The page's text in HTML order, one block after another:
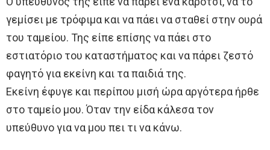
γεμίσει με τρόφιμα και να πάει να σταθεί στην ουρά
του ταμείου. Της είπε επίσης να πάει στο
εστιατόριο του καταστήματος και να πάρει ζεστό
φαγητό για εκείνη και τα παιδιά της.
Εκείνη έφυγε και περίπου μισή ώρα αργότερα ήρθε
στο ταμείο μου. Όταν την είδα κάλεσα τον
υπεύθυνο για να μου πει τι να κάνω.